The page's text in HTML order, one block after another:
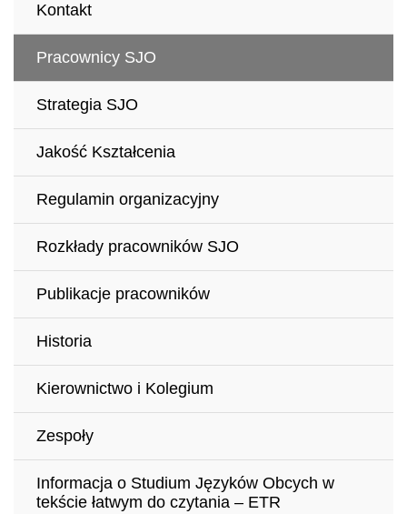
Kontakt
Pracownicy SJO
Strategia SJO
Jakość Kształcenia
Regulamin organizacyjny
Rozkłady pracowników SJO
Publikacje pracowników
Historia
Kierownictwo i Kolegium
Zespoły
Informacja o Studium Języków Obcych w
tekście łatwym do czytania – ETR